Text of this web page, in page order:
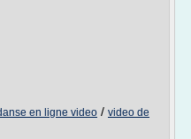
en ligne video / video de